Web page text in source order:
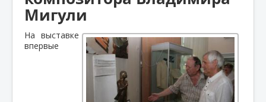
Мигули
На выставке
впервые